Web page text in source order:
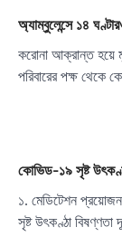
অ্যাম্বুলেন্সে ১৪
করোনা আক্রান্ত হয়ে
পরিবারের পক্ষ থেকে
কোভিড-১৯ সৃষ্ট
১. মেডিটেশন
সৃষ্ট উৎকণ্ঠা